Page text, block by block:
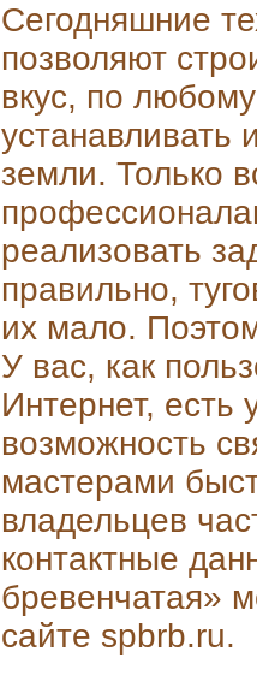
Сегодняшние
позволяют
вкус, по
устанавливать
земли. Только
реализовать
правильно,
их мало.
У вас, как
Интернет, есть
возможность
мастерами
владельцев
контактные
бревенчатая»
сайте spbrb.ru.